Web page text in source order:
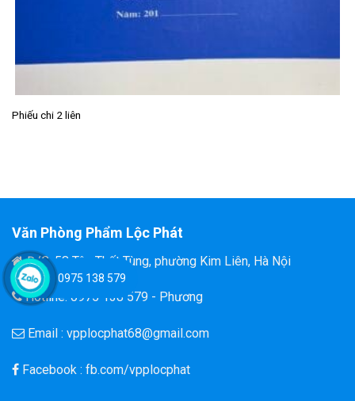
Phiếu chi 2 liên
Văn Phòng Phẩm Lộc Phát
Đ/C: 58 Tôn Thất Tùng, phường Kim Liên, Hà Nội
Hotline: 0975 138 579 - Phương
Email : vpplocphat68@gmail.com
Facebook : fb.com/vpplocphat
0975 138 579